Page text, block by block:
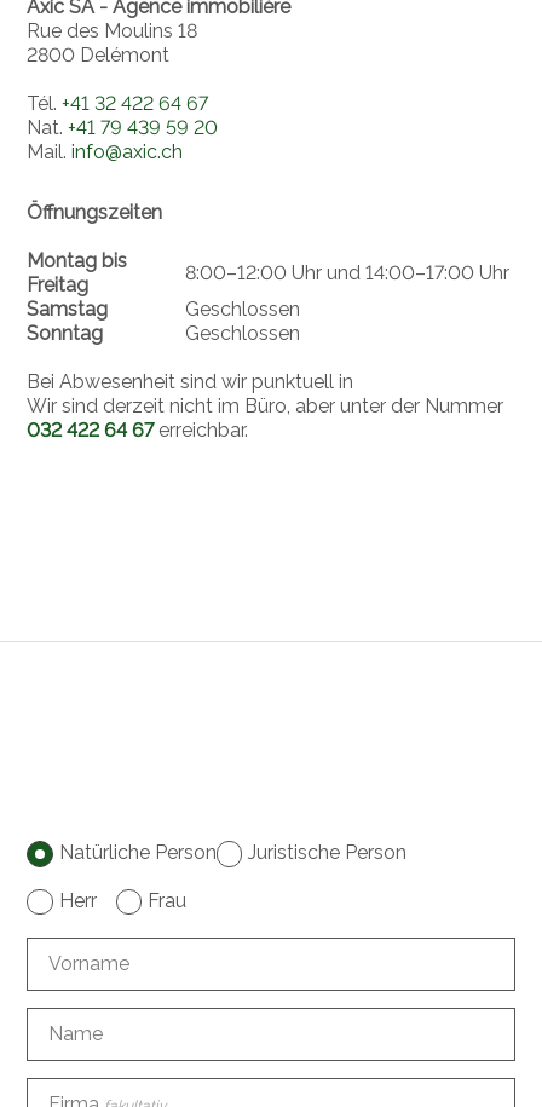
Axic SA - Agence immobilière
Rue des Moulins 18
2800 Delémont
Tél.+41 32 422 64 67
Nat.+41 79 439 59 20
Mail.info@axic.ch
Öffnungszeiten
Montag bis
Freitag
8:00–12:00 Uhr und 14:00–17:00 Uhr
Samstag
Geschlossen
Sonntag
Geschlossen
Bei Abwesenheit sind wir punktuell in
Wir sind derzeit nicht im Büro, aber unter der Nummer
032 422 64 67erreichbar.
Natürliche Person Juristische Person
Herr Frau
Vorname
Name